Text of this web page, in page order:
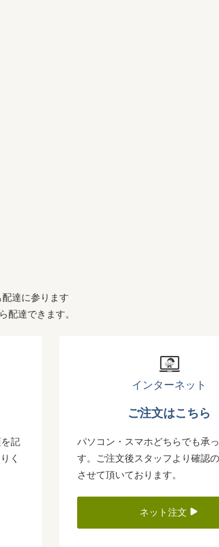
達に参ります
配達できます。
記
く
インターネット
ご注文はこちら
パソコン・スマホどちらでも承
す。ご注文後スタッフより確認
させて頂いております。
ネット注文